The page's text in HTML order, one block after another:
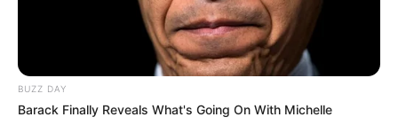
BUZZ DAY
Barack Finally Reveals What's Going On With Michelle